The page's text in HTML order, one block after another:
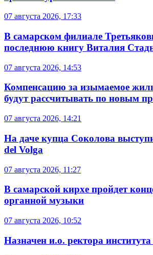
07 августа 2026, 17:33
В самарском филиале
последнюю книгу Виталия
07 августа 2026, 14:53
Компенсацию за изымаемое
будут рассчитывать по новым
07 августа 2026, 14:21
На даче купца Соколова
del Volga
07 августа 2026, 11:27
В самарской кирхе пройдет
органной музыки
07 августа 2026, 10:52
Назначен и.о. ректора